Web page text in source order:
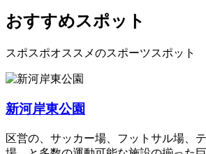
おすすめスポット
スポスポオススメのスポーツスポット
新河岸東公園
区営の、サッカー場、フットサル場、